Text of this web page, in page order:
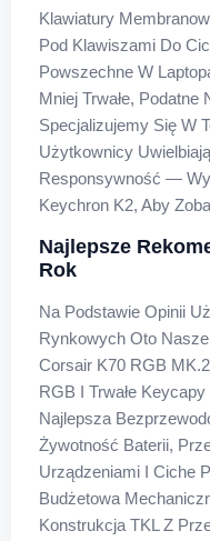
Klawiatury
Pod Klawiszami Do
Powszechne W
Mniej Trwałe,
Specjalizujemy Się W
Użytkownicy
Responsywność —
Keychron K2, Aby
Najlepsze
Rok
Na Podstawie Opinii
Rynkowych Oto
Corsair K70 RGB
RGB I Trwałe
Najlepsza
Żywotność Baterii,
Urządzeniami I Ciche
Budżetowa
Konstrukcja TKL Z